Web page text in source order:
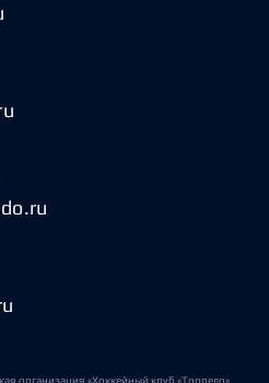
организация «Хоккейный клуб «Торпедо»